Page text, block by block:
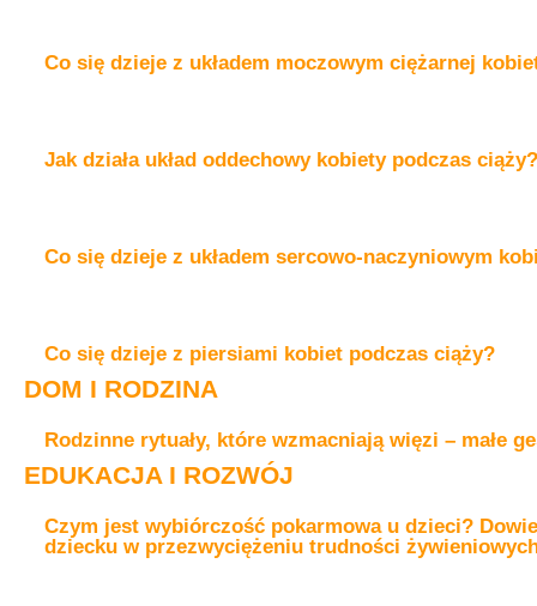
Co się dzieje z układem moczowym ciężarnej
Jak działa układ oddechowy kobiety podczas ciąży?
Co się dzieje z układem sercowo-naczyniowym
Co się dzieje z piersiami kobiet podczas ciąży?
DOM I RODZINA
Rodzinne rytuały, które wzmacniają więzi – małe
EDUKACJA I ROZWÓJ
Czym jest wybiórczość pokarmowa u dzieci?
dziecku w przezwyciężeniu trudności